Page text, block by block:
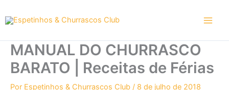
para
conteúdo
MANUAL DO CHURRASCO
BARATO | Receitas de Férias
Por Espetinhos & Churrascos Club / 8 de julho de 2018